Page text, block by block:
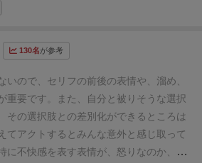
な演技をしても選択肢が一つしかない状
、８人目の選択肢を置く前に使用済みの
く前のトークンを1度だけ交換してもよ
ルがあった方がいいのではないかなと思
それと、個人的に得点トークンをもっと増
ったです。パパっと終わるゲームですの
合計点で勝負がしたいです。1回のゲーム
てしまうのは、いかに表現しやすいお題
上がるだけのパーティーゲームだったか
、となり「またしたい！」とはなりにく
すね！ 一つ持っておくと色んな場で活躍
ムです(^^♪
130名が参考
いので、セリフの前後の表情や、溜め、
重要です。
また、自分と被りそうな選択
その選択肢との差別化ができるところは
てアクトするとみんな意外と感じ取って
に不快感を表す表情が、怒りなのか、悲